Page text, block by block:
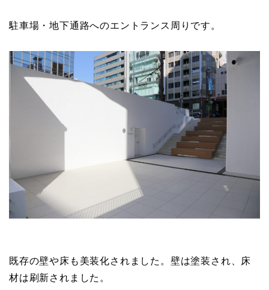
駐車場・地下通路へのエントランス周りです。
既存の壁や床も美装化されました。壁は塗装され、床
材は刷新されました。